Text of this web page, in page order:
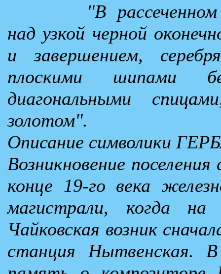
"В
над узкой черной
и завершением,
плоскими шипами
диагональными
золотом".
Описание символики
Возникновение
конце 19-го века
магистрали, когда
Чайковская возник
станция Нытвенская.